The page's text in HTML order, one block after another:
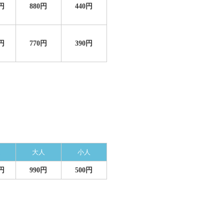
880円 440円
770円 390円
大人 小人
990円 500円